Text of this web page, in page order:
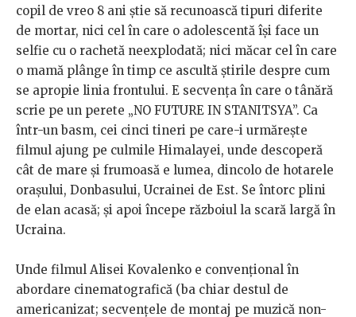
copil de vreo 8 ani știe să recunoască tipuri diferite
de mortar, nici cel în care o adolescentă își face un
selfie cu o rachetă neexplodată; nici măcar cel în care
o mamă plânge în timp ce ascultă știrile despre cum
se apropie linia frontului. E secvența în care o tânără
scrie pe un perete „NO FUTURE IN STANITSYA”. Ca
într-un basm, cei cinci tineri pe care-i urmărește
filmul ajung pe culmile Himalayei, unde descoperă
cât de mare și frumoasă e lumea, dincolo de hotarele
orașului, Donbasului, Ucrainei de Est. Se întorc plini
de elan acasă; și apoi începe războiul la scară largă în
Ucraina.
Unde filmul Alisei Kovalenko e convențional în
abordare cinematografică (ba chiar destul de
americanizat; secvențele de montaj pe muzică non-